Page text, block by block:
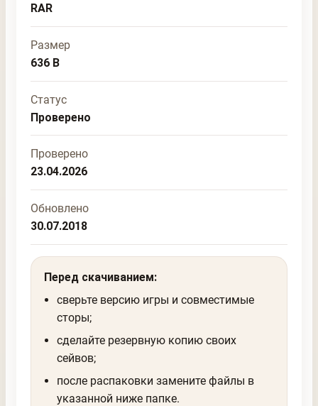
RAR
Размер
636 B
Статус
Проверено
Проверено
23.04.2026
Обновлено
30.07.2018
Перед скачиванием:
сверьте версию игры и совместимые
сторы;
сделайте резервную копию своих
сейвов;
после распаковки замените файлы в
указанной ниже папке.